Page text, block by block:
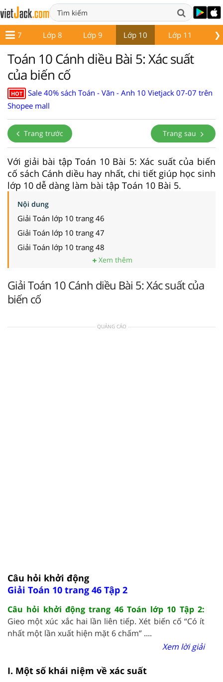
❯
Lớp 7 Lớp 8 Lớp 9 Lớp 10 Lớp 11
Toán 10 Cánh diều Bài 5: Xác suất
của biến cố
HOT
Sale 40% sách Toán - Văn - Anh 10 Vietjack 07-07 trên
Shopee mall
Trang trước Trang sau
Với giải bài tập Toán 10 Bài 5: Xác suất của biến
cố sách Cánh diều hay nhất, chi tiết giúp học sinh
lớp 10 dễ dàng làm bài tập Toán 10 Bài 5.
Nội dung
Giải Toán lớp 10 trang 46
Giải Toán lớp 10 trang 47
Giải Toán lớp 10 trang 48
Xem thêm
Giải Toán 10 Cánh diều Bài 5: Xác suất của
biến cố
QUẢNG CÁO
Câu hỏi khởi động
Giải Toán 10 trang 46 Tập 2
Câu hỏi khởi động trang 46 Toán lớp 10 Tập 2:
Gieo một xúc xắc hai lần liên tiếp. Xét biến cố “Có ít
nhất một lần xuất hiện mặt 6 chấm” ....
Xem lời giải
I. Một số khái niệm về xác suất